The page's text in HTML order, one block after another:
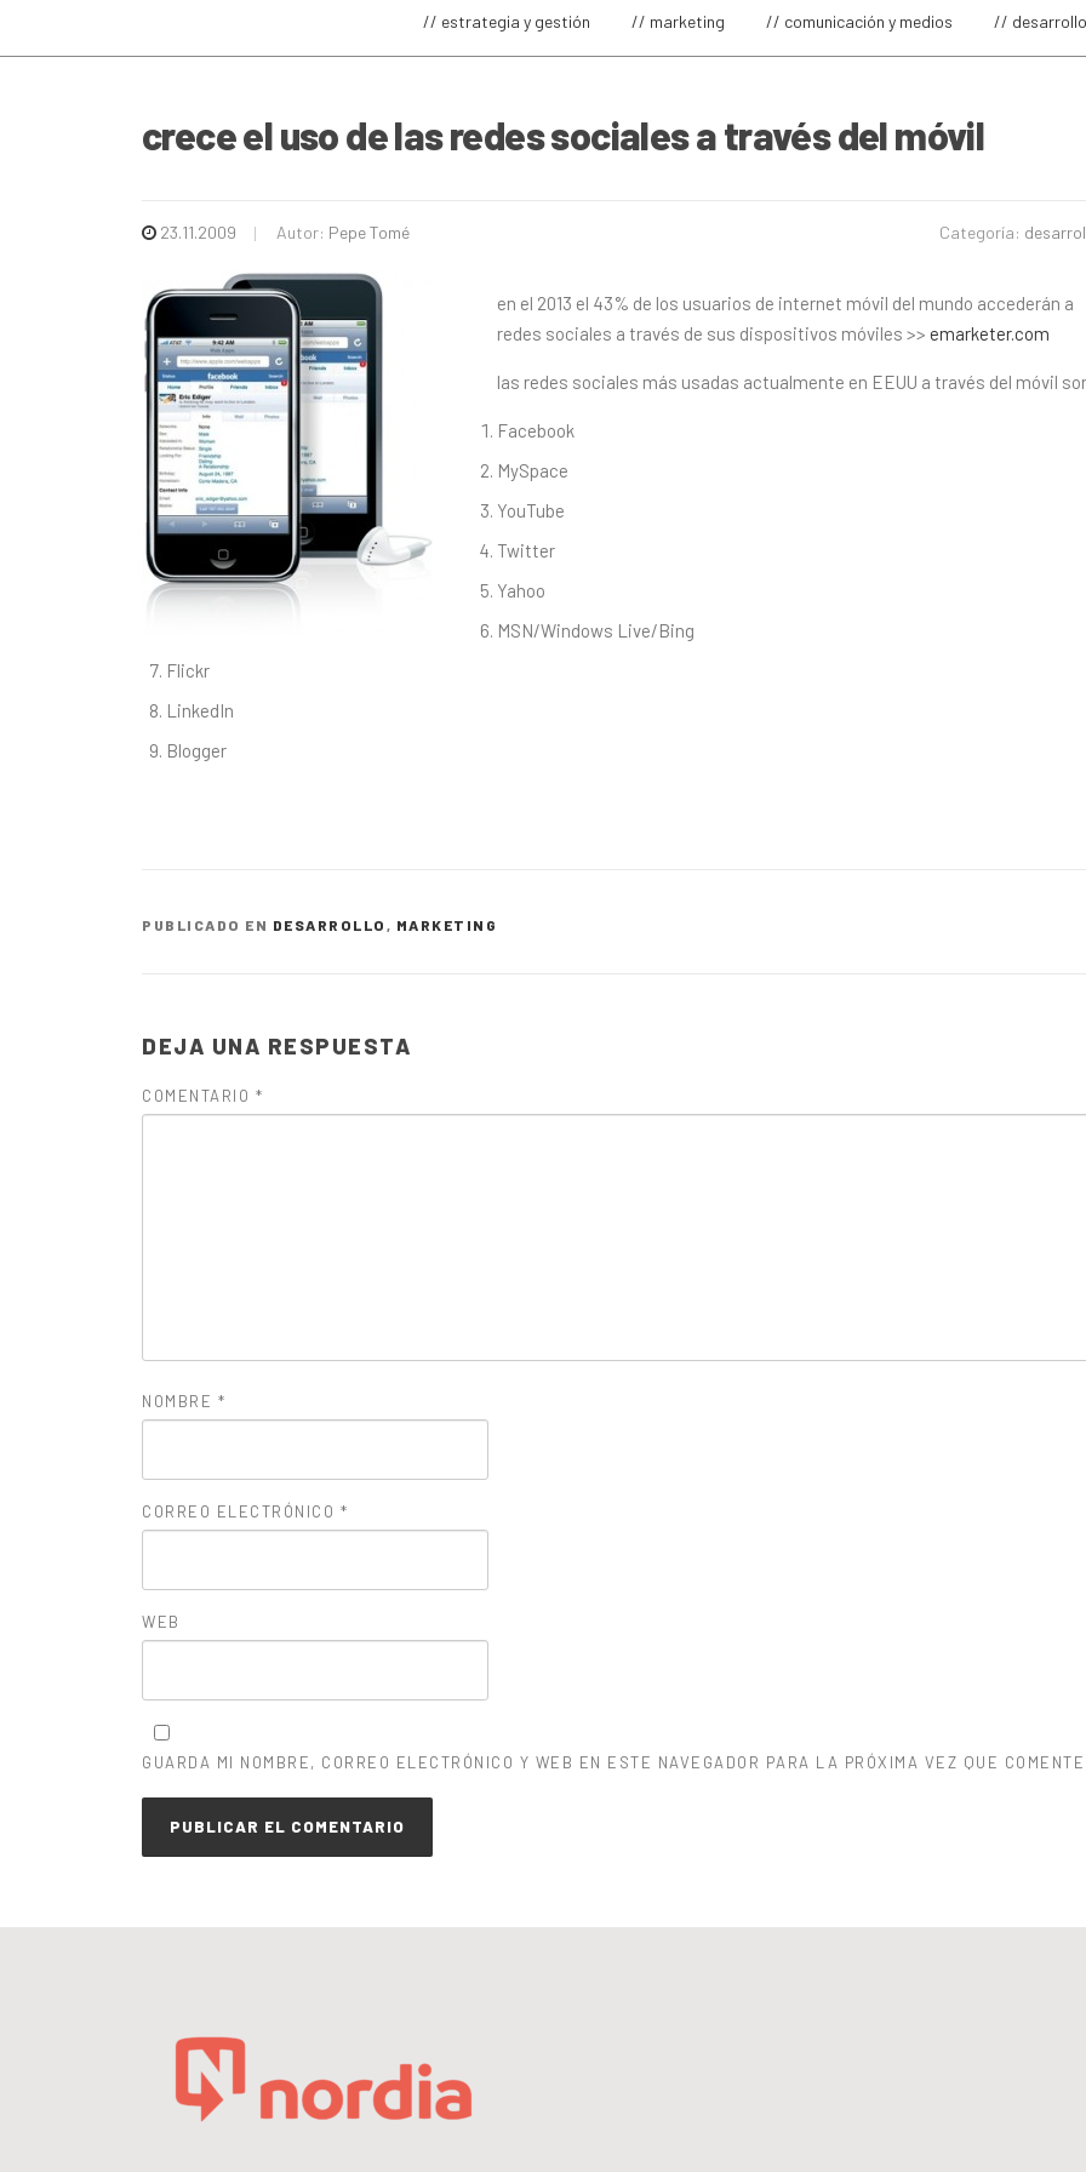
// estrategia y gestión // marketing // comunicación y medios // desarrollo
crece el uso de las redes sociales a través del móvil
23.11.2009 Autor: Pepe Tomé Categoría:
en el 2013 el 43% de los usuarios de internet móvil del mundo accederán a
redes sociales a través de sus dispositivos móviles >> emarketer.com
las redes sociales más usadas actualmente en EEUU a través del móvil
Facebook
MySpace
YouTube
Twitter
Yahoo
MSN/Windows Live/Bing
Flickr
LinkedIn
Blogger
PUBLICADO EN DESARROLLO , MARKETING
DEJA UNA RESPUESTA
COMENTARIO *
NOMBRE *
CORREO ELECTRÓNICO *
WEB
GUARDA MI NOMBRE, CORREO ELECTRÓNICO Y WEB EN ESTE NAVEGADOR PARA LA PRÓXIMA VEZ QUE